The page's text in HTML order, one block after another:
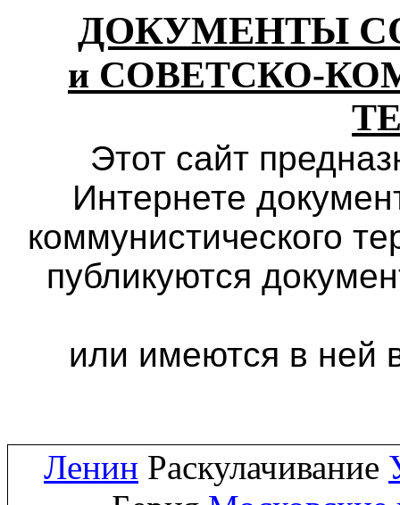
ДОКУМЕНТЫ
и СОВЕТСКО-
Этот сайт
Интернете
коммунистического
публикуются
или имеются в ней
Ленин Раскулачивание